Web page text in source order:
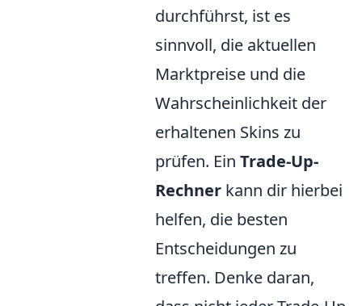
durchführst, ist es
sinnvoll, die aktuellen
Marktpreise und die
Wahrscheinlichkeit der
erhaltenen Skins zu
prüfen. Ein Trade-Up-
Rechner kann dir hierbei
helfen, die besten
Entscheidungen zu
treffen. Denke daran,